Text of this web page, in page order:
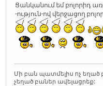
Ցանկանում եմ բոլորիդ
-ություն-ով վերջացող
Մի բան պատմելիս ոչ եղած
չեղած բաներ ավելացրեք: